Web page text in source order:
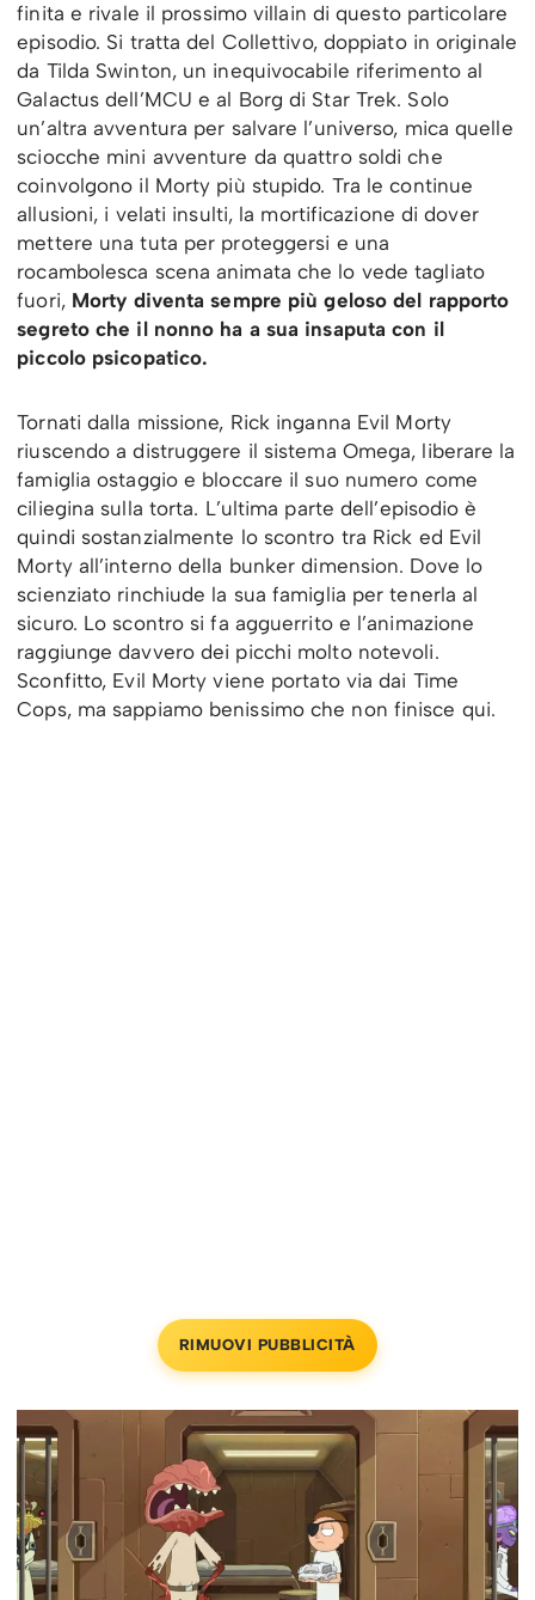
finita e rivale il prossimo villain di questo particolare
episodio. Si tratta del Collettivo, doppiato in originale
da Tilda Swinton, un inequivocabile riferimento al
Galactus dell’MCU e al Borg di Star Trek. Solo
un’altra avventura per salvare l’universo, mica quelle
sciocche mini avventure da quattro soldi che
coinvolgono il Morty più stupido. Tra le continue
allusioni, i velati insulti, la mortificazione di dover
mettere una tuta per proteggersi e una
rocambolesca scena animata che lo vede tagliato
fuori, Morty diventa sempre più geloso del rapporto
segreto che il nonno ha a sua insaputa con il
piccolo psicopatico.
Tornati dalla missione, Rick inganna Evil Morty
riuscendo a distruggere il sistema Omega, liberare la
famiglia ostaggio e bloccare il suo numero come
ciliegina sulla torta. L’ultima parte dell’episodio è
quindi sostanzialmente lo scontro tra Rick ed Evil
Morty all’interno della bunker dimension. Dove lo
scienziato rinchiude la sua famiglia per tenerla al
sicuro. Lo scontro si fa agguerrito e l’animazione
raggiunge davvero dei picchi molto notevoli.
Sconfitto, Evil Morty viene portato via dai Time
Cops, ma sappiamo benissimo che non finisce qui.
RIMUOVI PUBBLICITÀ